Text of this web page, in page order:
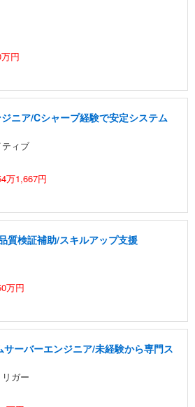
円
ニア/Cシャープ経験で安定システム
ィブ
万1,667円
質検証補助/スキルアップ支援
万円
ーバーエンジニア/未経験から専門ス
ガー